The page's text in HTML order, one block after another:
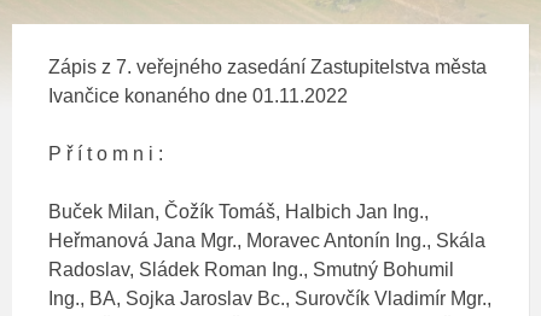
Zápis z 7. veřejného zasedání Zastupitelstva města
Ivančice konaného dne 01.11.2022
P ř í t o m n i :
Buček Milan, Čožík Tomáš, Halbich Jan Ing.,
Heřmanová Jana Mgr., Moravec Antonín Ing., Skála
Radoslav, Sládek Roman Ing., Smutný Bohumil
Ing., BA, Sojka Jaroslav Bc., Surovčík Vladimír Mgr.,